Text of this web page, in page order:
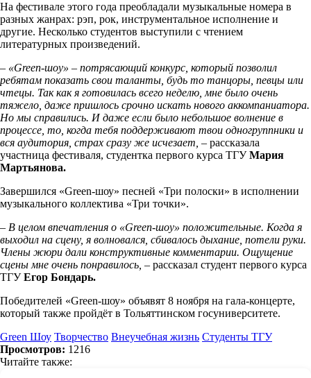
На фестивале этого года преобладали музыкальные номера в
разных жанрах: рэп, рок, инструментальное исполнение и
другие. Несколько студентов выступили с чтением
литературных произведений.
– «Green-шоу» – потрясающий конкурс, который позволил
ребятам показать свои таланты, будь то танцоры, певцы или
чтецы. Так как я готовилась всего неделю, мне было очень
тяжело, даже пришлось срочно искать нового аккомпаниатора.
Но мы справились. И даже если было небольшое волнение в
процессе, то, когда тебя поддерживают твои одногруппники и
вся аудитория, страх сразу же исчезает, – рассказала
участница фестиваля, студентка первого курса ТГУМария
Мартьянова.
Завершился «Green-шоу» песней «Три полоски» в исполнении
музыкального коллектива «Три точки».
– В целом впечатления о «Green-шоу» положительные. Когда я
выходил на сцену, я волновался, сбивалось дыхание, потели руки.
Члены жюри дали конструктивные комментарии. Ощущение
сцены мне очень понравилось, – рассказал студент первого курса
ТГУЕгор Бондарь.
Победителей «Green-шоу» объявят 8 ноября на гала-концерте,
который также пройдёт в Тольяттинском госуниверситете.
Green Шоу Творчество Внеучебная жизнь Студенты ТГУ
Просмотров: 1216
Читайте также: